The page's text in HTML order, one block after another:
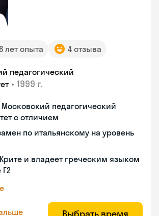
лет опыта 4 отзыва
педагогический
• 1999 г.
педагогический
с отличием
по итальянскому на уровень
и владеет греческим языком
Г2